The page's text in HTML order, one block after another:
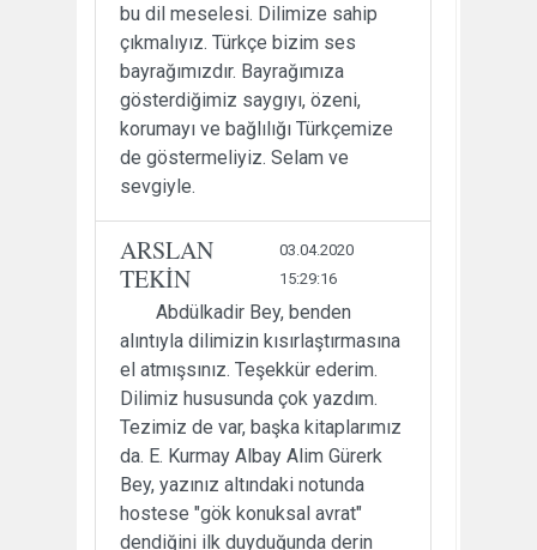
bu dil meselesi. Dilimize sahip
çıkmalıyız. Türkçe bizim ses
bayrağımızdır. Bayrağımıza
gösterdiğimiz saygıyı, özeni,
korumayı ve bağlılığı Türkçemize
de göstermeliyiz. Selam ve
sevgiyle.
ARSLAN
TEKİN
03.04.2020
15:29:16
Abdülkadir Bey, benden
alıntıyla dilimizin kısırlaştırmasına
el atmışsınız. Teşekkür ederim.
Dilimiz hususunda çok yazdım.
Tezimiz de var, başka kitaplarımız
da. E. Kurmay Albay Alim Gürerk
Bey, yazınız altındaki notunda
hostese "gök konuksal avrat"
dendiğini ilk duyduğunda derin